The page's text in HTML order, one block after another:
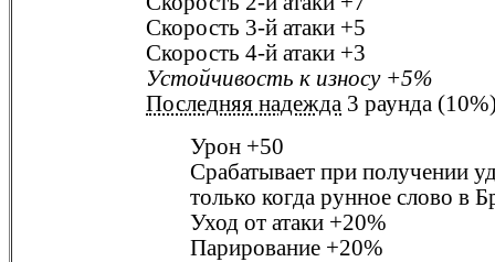
Скорость 3-й атаки +5
Скорость 4-й атаки +3
Устойчивость к износу +5%
Последняя надежда 3 раунда
Урон +50
Срабатывает при получении
только когда рунное слово в
Уход от атаки +20%
Парирование +20%